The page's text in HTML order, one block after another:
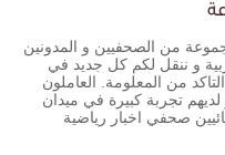
من الصحفيين و المدونين
و ننقل لكم كل جديد في
من المعلومة. العاملون
تجربة كبيرة في ميدان
صحفي اخبار رياضية